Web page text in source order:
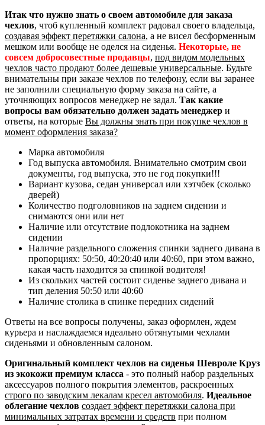
Итак что нужно знать о своем автомобиле для заказа
чехлов, чтоб купленный комплект радовал своего владельца,
создавая эффект перетяжки салона, а не висел бесформенным
мешком или вообще не оделся на сиденья. Некоторые, не
совсем добросовестные продавцы, под видом модельных
чехлов часто продают более дешевые универсальные. Будьте
внимательны при заказе чехлов по телефону, если вы заранее
не заполнили специальную форму заказа на сайте, а
уточняющих вопросов менеджер не задал. Так какие
вопросы вам обязательно должен задать менеджер и
ответы, на которые Вы должны знать при покупке чехлов в
момент оформления заказа?
Марка автомобиля
Год выпуска автомобиля. Внимательно смотрим свои
документы, год выпуска, это не год покупки!!!
Вариант кузова, седан универсал или хэтчбек (сколько
дверей)
Количество подголовников на заднем сидении и
снимаются они или нет
Наличие или отсутствие подлокотника на заднем
сидении
Наличие раздельного сложения спинки заднего дивана в
пропорциях: 50:50, 40:20:40 или 40:60, при этом важно,
какая часть находится за спинкой водителя!
Из скольких частей состоит сиденье заднего дивана и
тип деления 50:50 или 40:60
Наличие столика в спинке передних сидений
Ответы на все вопросы получены, заказ оформлен, ждем
курьера и наслаждаемся идеально обтянутыми чехлами
сиденьями и обновленным салоном.
Оригинальный комплект чехлов на сиденья Шевроле Круз
из экокожи премиум класса - это полный набор раздельных
аксессуаров полного покрытия элементов, раскроенных
строго по заводским лекалам кресел автомобиля. Идеальное
облегание чехлов создает эффект перетяжки салона при
минимальных затратах времени и средств при полном